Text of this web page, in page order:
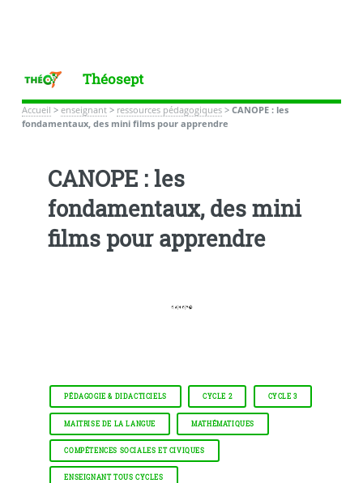
Théosept
Accueil > enseignant> ressources pédagogiques> CANOPE : les
fondamentaux, des mini films pour apprendre
CANOPE : les
fondamentaux, des mini
films pour apprendre
PÉDAGOGIE & DIDACTICIELS CYCLE 2 CYCLE 3
MAITRISE DE LA LANGUE MATHÉMATIQUES
COMPÉTENCES SOCIALES ET CIVIQUES
ENSEIGNANT TOUS CYCLES